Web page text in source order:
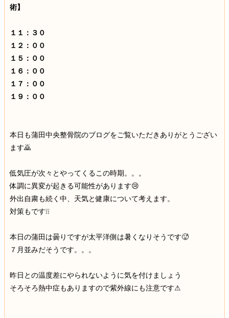
術】
１１：３０
１２：００
１５：００
１６：００
１７：００
１９：００
本日も蒲田中央整骨院のブログをご覧いただきありがとうござい
ます🙇
低気圧が次々とやってくるこの時期。。。
体調に異変が起きる可能性があります😢
外出自粛も続く中、天気と健康について考えます。
対策もです❕❕
本日の蒲田は曇りですが太平洋側は暑くなりそうです🥵
７月並みだそうです。。。
昨日との温度差にやられないように気を付けましょう
そろそろ熱中症もありますので紫外線にも注意です⚠